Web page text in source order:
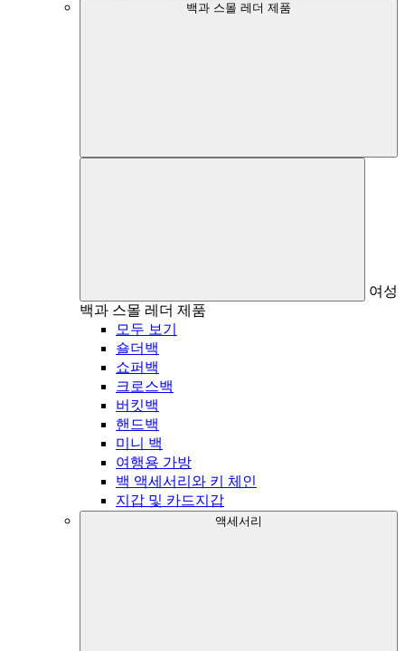
백과 스몰 레더 제품
여성
백과 스몰 레더 제품
모두 보기
숄더백
쇼퍼백
크로스백
버킷백
핸드백
미니 백
여행용 가방
백 액세서리와 키 체인
지갑 및 카드지갑
액세서리